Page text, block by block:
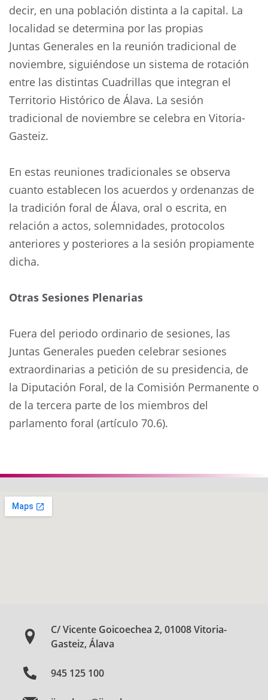
decir, en una población distinta a la capital. La
localidad se determina por las propias
Juntas Generales en la reunión tradicional de
noviembre, siguiéndose un sistema de rotación
entre las distintas Cuadrillas que integran el
Territorio Histórico de Álava. La sesión
tradicional de noviembre se celebra en Vitoria-
Gasteiz.
En estas reuniones tradicionales se observa
cuanto establecen los acuerdos y ordenanzas de
la tradición foral de Álava, oral o escrita, en
relación a actos, solemnidades, protocolos
anteriores y posteriores a la sesión propiamente
dicha.
Otras Sesiones Plenarias
Fuera del periodo ordinario de sesiones, las
Juntas Generales pueden celebrar sesiones
extraordinarias a petición de su presidencia, de
la Diputación Foral, de la Comisión Permanente o
de la tercera parte de los miembros del
parlamento foral (artículo 70.6).
C/ Vicente Goicoechea 2, 01008 Vitoria-
Gasteiz, Álava
945 125 100